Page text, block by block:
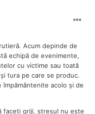
Acum depinde de
echipă de evenimente,
cu victime sau toată
tura pe care se produc.
acolo şi de
faceţi griji, stresul nu este